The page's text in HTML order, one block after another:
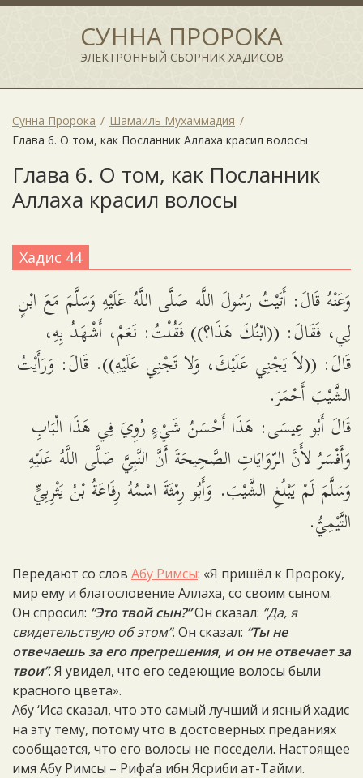
СУННА ПРОРОКА
ЭЛЕКТРОННЫЙ СБОРНИК ХАДИСОВ
Сунна Пророка
Шамаиль Мухаммадия
Глава 6. О том, как Посланник Аллаха красил волосы
Глава 6. О том, как Посланник
Аллаха красил волосы
Хадис 44
وَعَنْهُ قَالَ: أَتَيْتُ رَسُولَ اللَّه صَلَّى اللَّهُ عَلَيْهِ وَسَلَّمَ مَعَ ابْنٍ
لِي، فَقَالَ: ((ابْنُكَ هَذَا؟)) فَقُلْتُ: نَعَمْ، أَشْهَدُ بِهِ،
قَالَ: ((لاَ يَجْنِي عَلَيْكَ، وَلا تَجْنِي عَلَيْهِ)). قَالَ: وَرَأَيْتُ
الشَّيْبَ أَحْمَرَ.
قَالَ أَبُو عِيسَى: هَذَا أَحْسَنُ شَيْءٍ رُوِيَ فِي هَذَا الْبَابِ
وَأَفْسَرُ لأَنَّ الرّوَايَاتِ الصَّحِيحَةَ أَنَّ النَّبِيَّ صَلَّى اللَّهُ عَلَيْهِ
وَسَلَّمَ لَمْ يَبْلُغِ الشَّيْبَ. وَأَبُو رِمْثَةَ اسْمُهُ رِفَاعَةُ بْنُ يَثْرِبِيٍّ
التَّيْمِيُّ.
Передают со слов Абу Римсы: «Я пришёл к Пророку,
мир ему и благословение Аллаха, со своим сыном.
Он спросил: “Это твой сын?”Он сказал: “Да, я
свидетельствую об этом”. Он сказал: “Ты не
отвечаешь за его прегрешения, и он не отвечает за
твои”. Я увидел, что его седеющие волосы были
красного цвета».
Абу ‘Иса сказал, что это самый лучший и ясный хадис
на эту тему, потому что в достоверных преданиях
сообщается, что его волосы не поседели. Настоящее
имя Абу Римсы – Рифа‘а ибн Ясриби ат-Тайми.